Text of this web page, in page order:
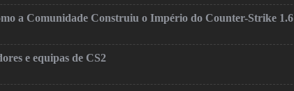
a Comunidade Construiu o Império do Counter-Strike 1.6
e equipas de CS2